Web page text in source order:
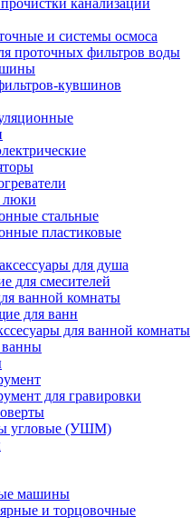
канализации
и системы осмоса
проточных фильтров воды
кувшинов
люки
стальные
пластиковые
для душа
для смесителей
ванной комнаты
для ванн
для ванной комнаты
для гравировки
угловые (УШМ)
машины
и торцовочные